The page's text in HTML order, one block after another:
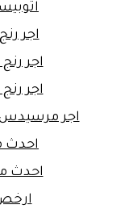
اجر
اجر
اجر
اجر
احدث
احدث